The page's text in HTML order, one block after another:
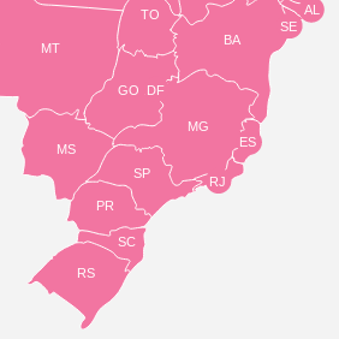
TO
BA
SE
AL
MT
MS
GO
PR
SC
RS
SP
MG
RJ
ES
DF